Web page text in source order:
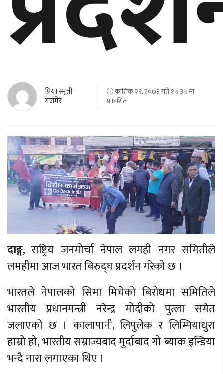
बेलायत
जापान
अन्य
प्रिया स्मृती
गजमेर
कात्तिक २९, २०७६ गते १५:३५ मा
प्रकाशित
दाङ्ग, राष्ट्रिय जनमोर्चा नेपाल लमही नगर समितीले
लमहीमा आज भारत बिरुद्घ प्रदर्शन गरेको छ ।
भारतले नेपालको सिमा मिचेको बिरोधमा समितिले
भारतीय प्रधानमन्त्री नरेन्द्र मोदीको पुत्ला समेत
जलाएको छ । कालापानी, लिपुलेक र लिम्पियाधुरा
हाम्रो हो, भारतीय सम्राज्यबाद मुर्दाबाद गो ब्याक इन्डिया
भन्दै नारा लगाएका थिए ।